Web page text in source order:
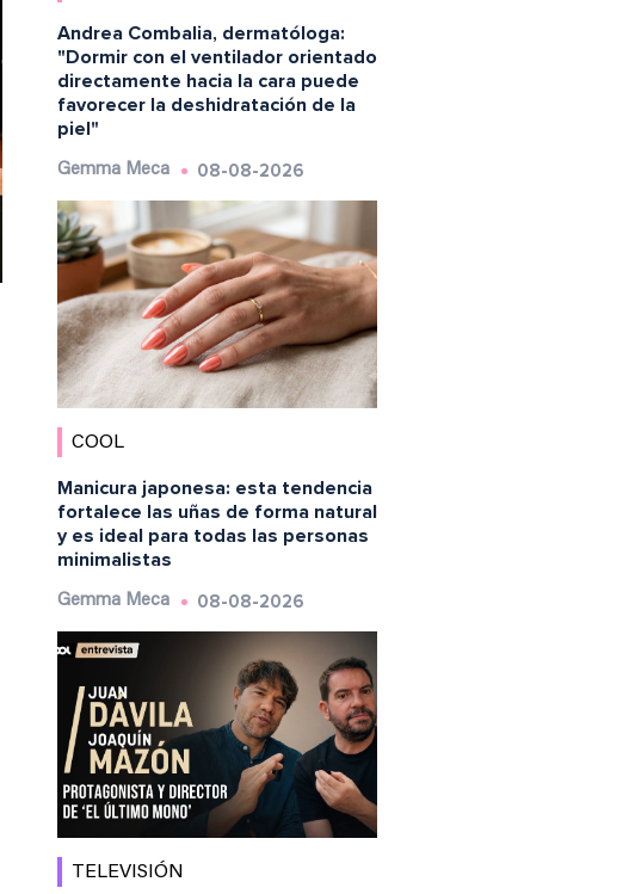
Andrea Combalia, dermatóloga:
"Dormir con el ventilador orientado
directamente hacia la cara puede
favorecer la deshidratación de la
piel"
Gemma Meca 08-08-2026
COOL
Manicura japonesa: esta tendencia
fortalece las uñas de forma natural
y es ideal para todas las personas
minimalistas
Gemma Meca 08-08-2026
TELEVISIÓN